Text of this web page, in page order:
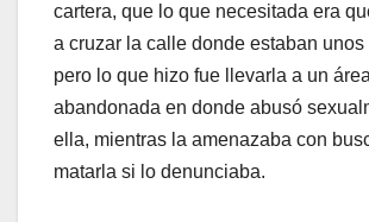
cartera, que lo que necesitada era
a cruzar la calle donde estaban unos
pero lo que hizo fue llevarla a un área
abandonada en donde abusó
ella, mientras la amenazaba con
matarla si lo denunciaba.